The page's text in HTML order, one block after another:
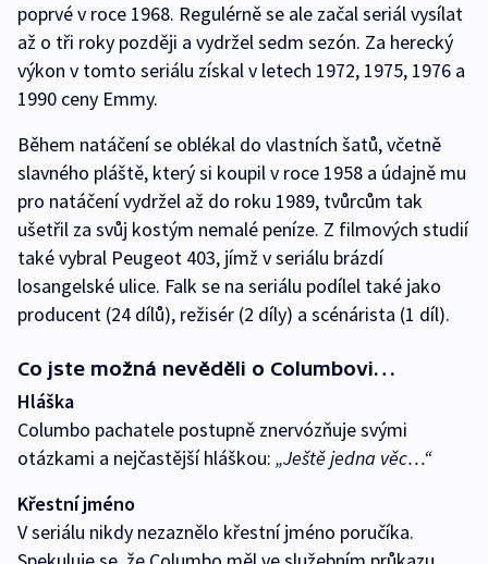
poprvé v roce 1968. Regulérně se ale začal seriál vysílat
až o tři roky později a vydržel sedm sezón. Za herecký
výkon v tomto seriálu získal v letech 1972, 1975, 1976 a
1990 ceny Emmy.
Během natáčení se oblékal do vlastních šatů, včetně
slavného pláště, který si koupil v roce 1958 a údajně mu
pro natáčení vydržel až do roku 1989, tvůrcům tak
ušetřil za svůj kostým nemalé peníze. Z filmových studií
také vybral Peugeot 403, jímž v seriálu brázdí
losangelské ulice. Falk se na seriálu podílel také jako
producent (24 dílů), režisér (2 díly) a scénárista (1 díl).
Co jste možná nevěděli o Columbovi…
Hláška
Columbo pachatele postupně znervózňuje svými
otázkami a nejčastější hláškou: „Ještě jedna věc…“
Křestní jméno
V seriálu nikdy nezaznělo křestní jméno poručíka.